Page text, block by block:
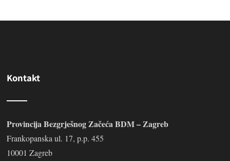
Kontakt
Provincija Bezgrješnog Začeća BDM – Zagreb
Frankopanska ul. 17, p.p. 455
10001 Zagreb